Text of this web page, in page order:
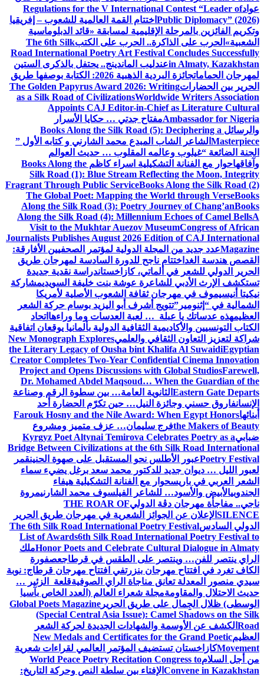
عوادRegulations for the V International Contest “Leader of
Public Diplomacy” (2026) اختتام القمة العالمية للشعوب – إفريقيا
وتكريم الفائزين بالمرحلة الإقليمية لمسابقة «قائد الدبلوماسية
الشعبية» الحرب على الذاكرة.. الحرب على الكتبThe 6th Silk
Road International Poetry Art Festival Concludes Successfully
in Almaty, Kazakhstanعندليب الماندينج.. يحتفل بالذكرى الستين
لمهرجان الحمامات
جائزة البردية الذهبية 2026: الكتابة بوصفها طريق
الحرير بين الحضاراتThe Golden Papyrus Award 2026: Writing
as a Silk Road of CivilizationsWorldwide Writers Association
Appoints CAJ Editor-in-Chief as Literature Cultural
Ambassador for Nigeriaمفتاح جدتي … حكايا الأسرار
والرسائل Books Along the Silk Road (5): Deciphering a
Masterpiece الشاعر الشاب المبدع محمد الشارني و كتابه الأول ”
الجنة الضائعة “غيلوب وعالمه المقلوب … حديث العوالم
وآفاقهاحوار مع الفنانة التشكيلية اسراء كاظم Books Along the
Silk Road (1): Blue Stream Reflecting the Moon, Integrity
Fragrant Through Public ServiceBooks Along the Silk Road (2)
The Global Poet: Mapping the World through VerseBooks
Along the Silk Road (3): Poetry Journey of Chang’anBooks
Along the Silk Road (4): Millennium Echoes of Camel BellsA
Visit to the Mukhtar Auezov MuseumCongress of African
Journalists Publishes August 2026 Edition of CAJ International
Magazineعدد جديد من المجلة الدولية لمؤتمر الصحفيين الأفارقة:
القصص هندسة الغد اختتام ناجح للدورة السادسة لمهرجان طريق
الحرير الدولي للشعر في ألماتي، كازاخستاندراسة نقدية جديدة
تستكشف الإرث الأدبي للشاعرة عوشة بنت خليفة السويديمشاركة
نيكيتا أنيسيموف في مهرجان ثقافة الشعوب الأصلية لأمريكا
الشمالية في “إثنومير”تتويج أشرف أبو اليزيد بوسام حركة الشعر
العظيمهذه عدساتك يا عبلة … لعبة العدسات وما وراءها اتحاد
الكتاب التونسيين والأكاديمية الثقافية الدولية بألمانيا يوقعان اتفاقية
شراكة لتعزيز التعاون الثقافي والعلميNew Monograph Explores
the Literary Legacy of Ousha bint Khalifa Al SuwaidiEgyptian
Creator Completes Two-Year Confidential Cinema Innovation
Project and Opens Discussions with Global StudiosFarewell,
Dr. Mohamed Abdel Maqsoud… When the Guardian of the
Eastern Gate Departs الثانوية العامة… بين سطوة الرقم وصناعة
الإنسانفاروق حسني وجائزة النيل… حين تكرّم الحضارة أحد
أبنائهاFarouk Hosny and the Nile Award: When Egypt Honors
the Makers of Beautyفرج سليمان… عزف متميز ومشروع
ضبابيKyrgyz Poet Altynai Temirova Celebrates Poetry as a
Bridge Between Civilizations at the 6th Silk Road International
Poetry Festivalعبور الأطلس نحو المستقبل على صهوة الحنينقمر
لعبور الليل … ديوان جديد للدكتور محمد سعد برغل يضيء سماء
الشعر العربي في باريسحوار مع الفنانة التشكيلية هيفاء
الجندوبيالأبيض والأسود… للشاعر الفيلسوف محمد الشارنيمروة
ناجي.. مفاجأة مهرجان دڨة الدوليTHE ROAR OF
SILENCE الإعلان عن الجوائز الشعرية في مهرجان طريق الحرير
الدولي السادسThe 6th Silk Road International Poetry Festival
List of Awards6th Silk Road International Poetry Festival to
Honor Poets and Celebrate Cultural Dialogue in Almatyملك
الراي ينتصر للفن… وينتصر على الطقس في قرطاجعصفورة
الكاف تغرد في افتتاح مهرجان بنزرتفي افتتاح مهرجان قرطاج: نوبة
سيدي منصور المعدلة تعانق مناجاة الراي الصوفيةقلعة الزئير …
حديث الاحتلال والمقاومةمجلة شعراء العالم (العدد الخاص بآسيا
الوسطى) ظلال الجِمال على طريق الحرير Global Poets Magazine
(Special Central Asia Issue): Camel Shadows on the Silk
Road الكشف عن الأوسمة والشهادات الجديدة لحركة الشعر
العظيمNew Medals and Certificates for the Grand Poetic
Movementكازاخستان تستضيف المؤتمر العالمي لقراءات شعرية
من أجل السلامWorld Peace Poetry Recitation Congress to
Convene in Kazakhstan الإفتاء بين سلطة النص وحركة التاريخ: